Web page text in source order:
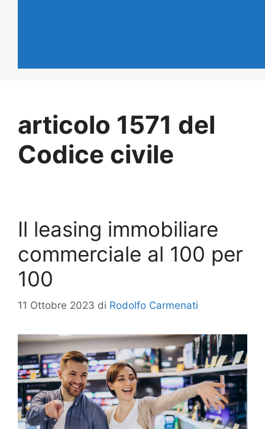
articolo 1571 del
Codice civile
Il leasing immobiliare
commerciale al 100 per
100
11 Ottobre 2023 di Rodolfo Carmenati